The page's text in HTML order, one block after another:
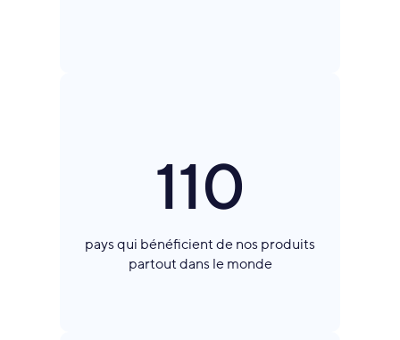
110
pays qui bénéficient de nos produits
partout dans le monde